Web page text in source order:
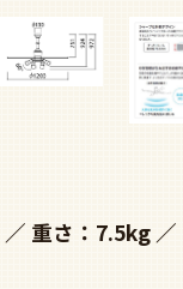
重さ：7.5kg